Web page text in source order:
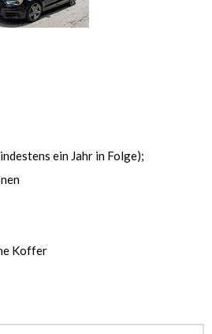
ein Jahr in Folge);
Koffer